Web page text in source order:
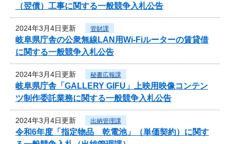
（翌債）工事に関する一般競争入札公告
2024年3月4日更新 管財課
岐阜県庁舎の公衆無線LAN用Wi-Fiルーターの賃貸借
に関する一般競争入札公告
2024年3月4日更新 秘書広報課
岐阜県庁舎「GALLERY GIFU」上映用映像コンテン
ツ制作委託業務に関する一般競争入札公告
2024年3月4日更新 出納管理課
令和6年度「指定物品 乾電池」（単価契約）に関す